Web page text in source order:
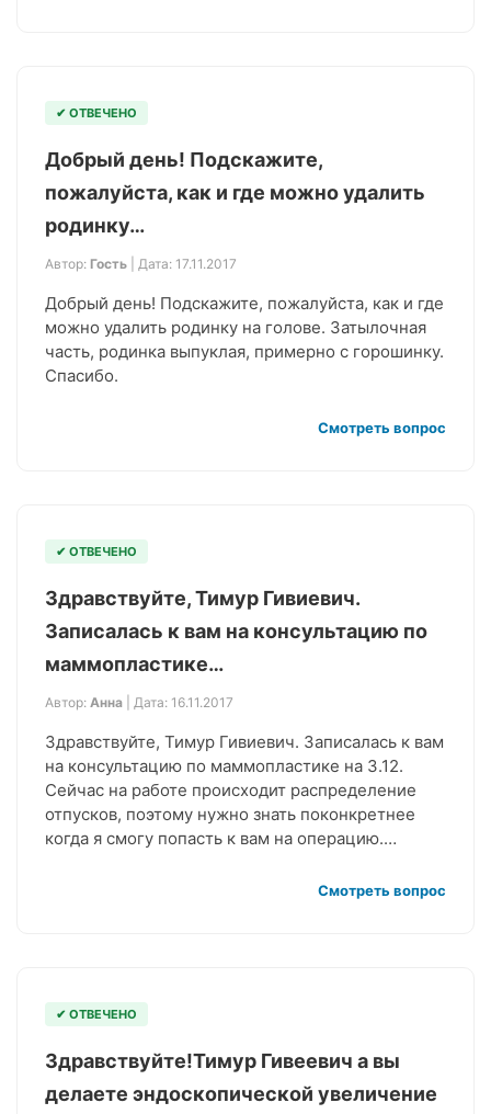
✔ ОТВЕЧЕНО
Добрый день! Подскажите,
пожалуйста, как и где можно удалить
родинку…
Автор: Гость | Дата: 17.11.2017
Добрый день! Подскажите, пожалуйста, как и где
можно удалить родинку на голове. Затылочная
часть, родинка выпуклая, примерно с горошинку.
Спасибо.
Смотреть вопрос
✔ ОТВЕЧЕНО
Здравствуйте, Тимур Гивиевич.
Записалась к вам на консультацию по
маммопластике…
Автор: Анна | Дата: 16.11.2017
Здравствуйте, Тимур Гивиевич. Записалась к вам
на консультацию по маммопластике на 3.12.
Сейчас на работе происходит распределение
отпусков, поэтому нужно знать поконкретнее
когда я смогу попасть к вам на операцию.…
Смотреть вопрос
✔ ОТВЕЧЕНО
Здравствуйте!Тимур Гивеевич а вы
делаете эндоскопической увеличение